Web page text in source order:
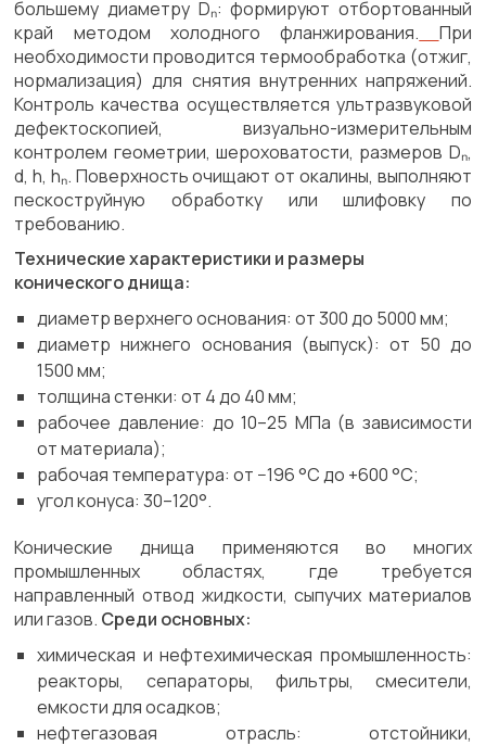
большему диаметру Dₙ: формируют отбортованный
край методом холодного фланжирования.
При
необходимости проводится термообработка (отжиг,
нормализация) для снятия внутренних напряжений.
Контроль качества осуществляется ультразвуковой
дефектоскопией, визуально-измерительным
контролем геометрии, шероховатости, размеров Dₙ,
d, h, hₙ. Поверхность очищают от окалины, выполняют
пескоструйную обработку или шлифовку по
требованию.
Технические характеристики и размеры
конического днища:
диаметр верхнего основания: от 300 до 5000 мм;
диаметр нижнего основания (выпуск): от 50 до
1500 мм;
толщина стенки: от 4 до 40 мм;
рабочее давление: до 10–25 МПа (в зависимости
от материала);
рабочая температура: от −196 °C до +600 °C;
угол конуса: 30–120°.
Конические днища применяются во многих
промышленных областях, где требуется
направленный отвод жидкости, сыпучих материалов
или газов. Среди основных:
химическая и нефтехимическая промышленность:
реакторы, сепараторы, фильтры, смесители,
емкости для осадков;
нефтегазовая отрасль: отстойники,